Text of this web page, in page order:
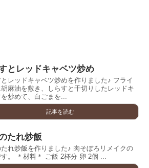
とレッドキャベツ炒め
とレッドキャベツ炒めを作りました♪ フライ
麻油を敷き、しらすと千切りしたレッドキ
を炒めて、白ごまを...
記事を読む
たれ炒飯
れ炒飯を作りました♪ 肉そぼろリメイクの
。 ＊材料＊ ご飯 2杯分 卵 2個 ...